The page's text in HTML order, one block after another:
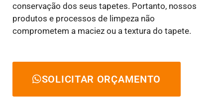
conservação dos seus tapetes. Portanto, nossos
produtos e processos de limpeza não
comprometem a maciez ou a textura do tapete.
SOLICITAR ORÇAMENTO